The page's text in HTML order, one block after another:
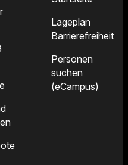
35
4.000 Bände und andere
Medien, 56 lfd. Zeitschriften
Präsenzbibliothek
Spezialbibliothek mit
Sammelschwerpunkt
Forschungsschwerpunkten:
Lageplan
Barrierefreiheit
Personen
suchen
(eCampus)